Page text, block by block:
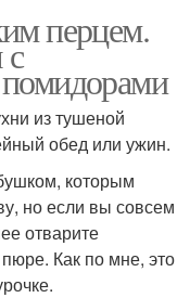
перцем.
из тушеной
обед или ужин.
которым
но если вы совсем
отварите
Как по мне, это